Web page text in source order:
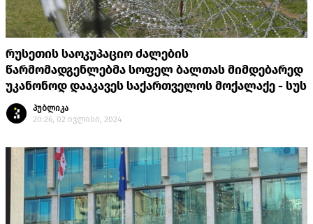
რუსეთის საოკუპაციო ძალების
წარმომადგენლებმა სოფელ ბალთას მიმდებარედ
უკანონოდ დააკავეს საქართველოს მოქალაქე - სუს
პუბლიკა
20:26, 02 ივლისი, 2024